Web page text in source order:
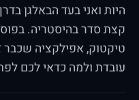
היות ואני בעד הבאלגן
קצת סדר בהיסטריה.
טיקטוק, אפילקציה שכבר
עובדת ולמה כדאי לכם